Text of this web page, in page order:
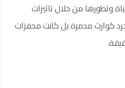
وتطورها من خلال تاثيرات
كوارث مدمرة بل كانت محفزات